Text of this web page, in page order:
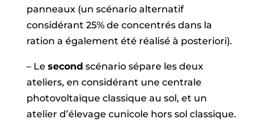
panneaux (un scénario alternatif
considérant 25% de concentrés dans la
ration a également été réalisé à posteriori).
– Le second scénario sépare les deux
ateliers, en considérant une centrale
photovoltaïque classique au sol, et un
atelier d’élevage cunicole hors sol classique.